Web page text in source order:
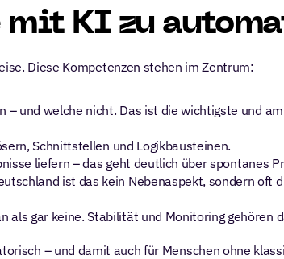
mit KI zu
Diese Kompetenzen stehen im Zentrum:
und welche nicht. Das ist die wichtigste und
Schnittstellen und Logikbausteinen.
liefern – das geht deutlich über spontanes
ist das kein Nebenaspekt, sondern oft
als gar keine. Stabilität und Monitoring gehören
– und damit auch für Menschen ohne